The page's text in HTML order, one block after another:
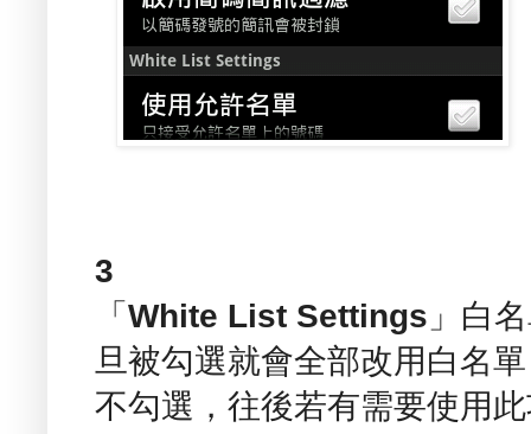
3
「 White List Settings 」白
旦被勾選就會全部改用白名
不勾選，往後若有需要使用